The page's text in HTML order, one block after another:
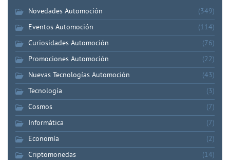
Novedades Automoción
(349)
Eventos Automoción
(114)
Curiosidades Automoción
(76)
Promociones Automoción
(22)
Nuevas Tecnologías Automoción
(43)
Tecnología
(3)
Cosmos
(7)
Informática
(7)
Economía
(2)
Criptomonedas
(14)